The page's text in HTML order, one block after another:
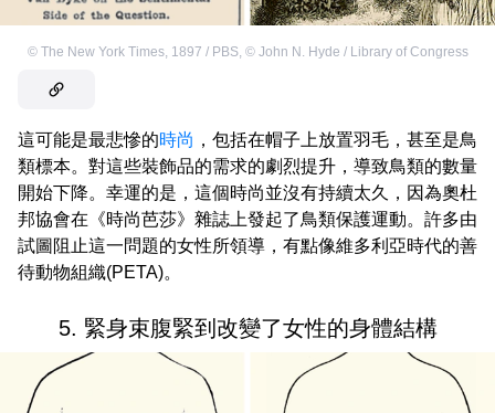
© The New York Times, 1897 / PBS, © John N. Hyde / Library of Congress
這可能是最悲慘的時尚 ，包括在帽子上放置羽毛，甚至是鳥
類標本。對這些裝飾品的需求的劇烈提升，導致鳥類的數量
開始下降。幸運的是，這個時尚並沒有持續太久，因為奧杜
邦協會在《時尚芭莎》雜誌上發起了鳥類保護運動。許多由
試圖阻止這一問題的女性所領導，有點像維多利亞時代的善
待動物組織(PETA)。
5. 緊身束腹緊到改變了女性的身體結構